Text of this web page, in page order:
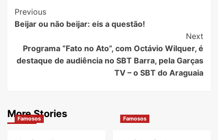
Post
Navigation
Previous
Beijar ou não beijar: eis a questão!
Next
Programa “Fato no Ato”, com Octávio Wilquer, é
destaque de audiência no SBT Barra, pela Garças
TV – o SBT do Araguaia
More Stories
Famosos Famosos